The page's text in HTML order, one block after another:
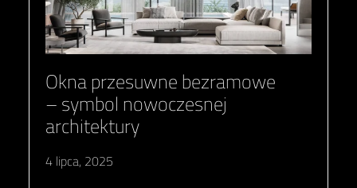
Okna przesuwne bezramowe
– symbol nowoczesnej
architektury
4 lipca, 2025